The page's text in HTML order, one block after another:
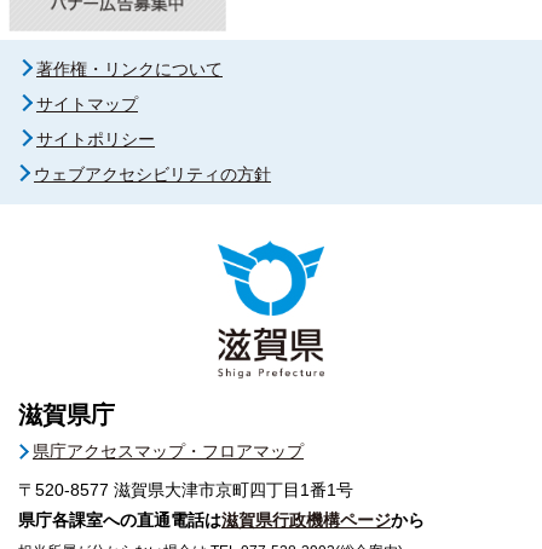
著作権・リンクについて
サイトマップ
サイトポリシー
ウェブアクセシビリティの方針
滋賀県庁
県庁アクセスマップ・フロアマップ
〒520-8577 滋賀県大津市京町四丁目1番1号
県庁各課室への直通電話は滋賀県行政機構ページから